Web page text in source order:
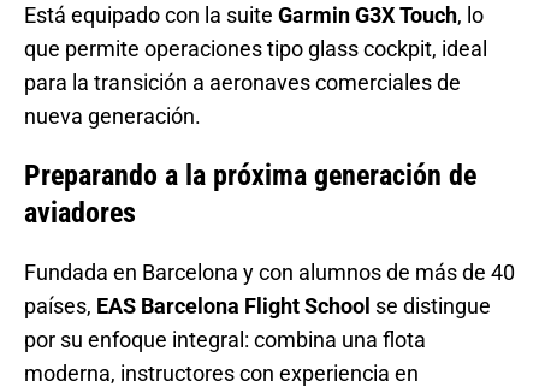
Está equipado con la suite Garmin G3X Touch, lo
que permite operaciones tipo glass cockpit, ideal
para la transición a aeronaves comerciales de
nueva generación.
Preparando a la próxima generación de
aviadores
Fundada en Barcelona y con alumnos de más de 40
países, EAS Barcelona Flight School se distingue
por su enfoque integral: combina una flota
moderna, instructores con experiencia en